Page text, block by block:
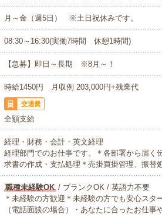
月～金（週5日） ※土日祝休みです。
08:30～16:30(実働7時間 休憩1時間)
【急募】即日～長期 ※8月～！
時給1450円 月収例 203,000円+残業代
交通費
全額支給
経理・財務・会計・英文経理
経理部門でのお仕事です。＊各部署から届く
求書の作成・支払処理＊売掛買掛管理、振替
職種未経験OK/ ブランクOK / 英語力不要
＊未経験の方歓迎＊未経験の方でも安心ス
（電話面談の場合）・あなたに合ったお仕